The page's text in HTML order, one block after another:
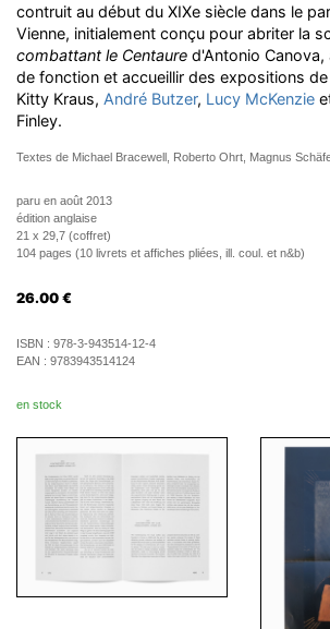
contruit au début du XIXe siècle dans le
Vienne, initialement conçu pour abriter la
combattant le Centaure d'Antonio
de fonction et accueillir des expositions
Kitty Kraus, André Butzer, Lucy McKenzie
Finley.
Textes de Michael Bracewell, Roberto Ohrt, Magnus
paru en août 2013
édition anglaise
21 x 29,7 (coffret)
104 pages (10 livrets et affiches pliées, ill. coul. et n&b)
26.00 €
ISBN : 978-3-943514-12-4
EAN : 9783943514124
en stock